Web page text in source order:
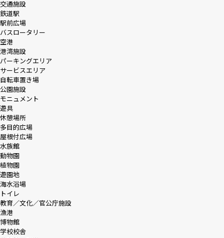
交通施設
鉄道駅
駅前広場
バスロータリー
空港
港湾施設
パーキングエリア
サービスエリア
自転車置き場
公園施設
モニュメント
遊具
休憩場所
多目的広場
屋根付広場
水族館
動物園
植物園
遊園地
海水浴場
トイレ
教育／文化／官公庁施設
漁港
博物館
学校校舎